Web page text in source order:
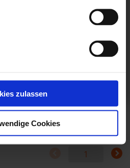
zulassen
Cookies
1